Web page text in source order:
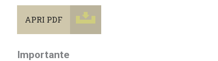
APRI PDF
Importante